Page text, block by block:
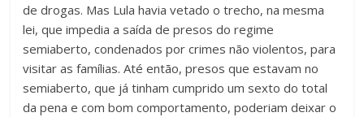
de drogas. Mas Lula havia vetado o trecho, na mesma
lei, que impedia a saída de presos do regime
semiaberto, condenados por crimes não violentos, para
visitar as famílias. Até então, presos que estavam no
semiaberto, que já tinham cumprido um sexto do total
da pena e com bom comportamento, poderiam deixar o